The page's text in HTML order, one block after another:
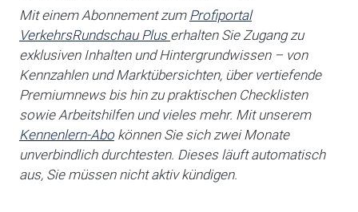
Mit einem Abonnement zum Profiportal
VerkehrsRundschau Plus erhalten Sie Zugang zu
exklusiven Inhalten und Hintergrundwissen – von
Kennzahlen und Marktübersichten, über vertiefende
Premiumnews bis hin zu praktischen Checklisten
sowie Arbeitshilfenund vieles mehr. Mit unserem
Kennenlern-Abokönnen Sie sich zwei Monate
unverbindlich durchtesten. Dieses läuft automatisch
aus, Sie müssen nicht aktiv kündigen.